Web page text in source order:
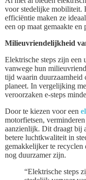
voor stedelijke mobiliteit.
efficiëntie maken ze
een op maat gemaakte
Milieuvriendelijkheid
Elektrische steps zijn een
vanwege hun
tijd waarin duurzaamheid
planeet. In vergelijking
veroorzaken e-steps
Door te kiezen voor een
motorfietsen,
aanzienlijk. Dit draagt bij
betere luchtkwaliteit in
gemakkelijker te
nog duurzamer zijn.
“Elektrische steps